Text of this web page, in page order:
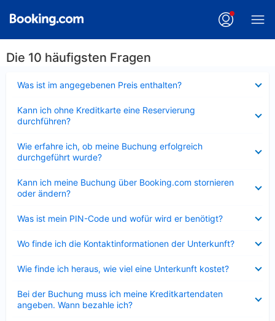
Die 10 häufigsten Fragen
Was ist im angegebenen Preis enthalten?
Kann ich ohne Kreditkarte eine Reservierung
durchführen?
Wie erfahre ich, ob meine Buchung erfolgreich
durchgeführt wurde?
Kann ich meine Buchung über Booking.com stornieren
oder ändern?
Was ist mein PIN-Code und wofür wird er benötigt?
Wo finde ich die Kontaktinformationen der Unterkunft?
Wie finde ich heraus, wie viel eine Unterkunft kostet?
Bei der Buchung muss ich meine Kreditkartendaten
angeben. Wann bezahle ich?